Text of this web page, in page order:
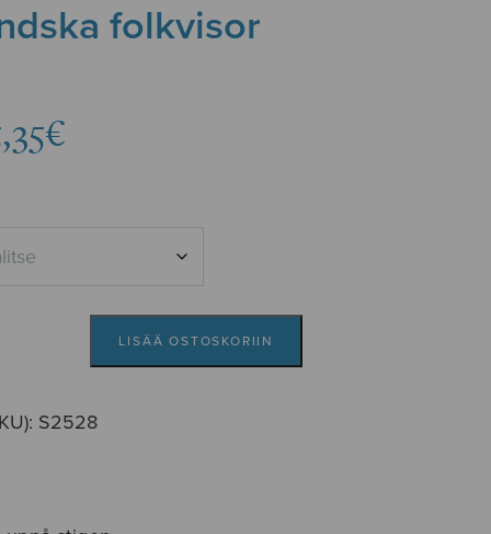
folkvisor
€
LISÄÄ OSTOSKORIIN
S2528